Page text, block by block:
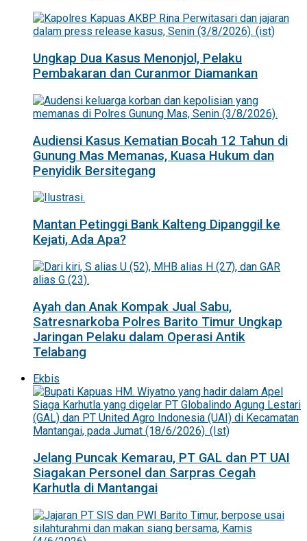
Ungkap Dua Kasus Menonjol, Pelaku
Pembakaran dan Curanmor Diamankan
Audiensi Kasus Kematian Bocah 12 Tahun di
Gunung Mas Memanas, Kuasa Hukum dan
Penyidik Bersitegang
Mantan Petinggi Bank Kalteng Dipanggil ke
Kejati, Ada Apa?
Ayah dan Anak Kompak Jual Sabu,
Satresnarkoba Polres Barito Timur Ungkap
Jaringan Pelaku dalam Operasi Antik
Telabang
Ekbis
Jelang Puncak Kemarau, PT GAL dan PT UAI
Siagakan Personel dan Sarpras Cegah
Karhutla di Mantangai